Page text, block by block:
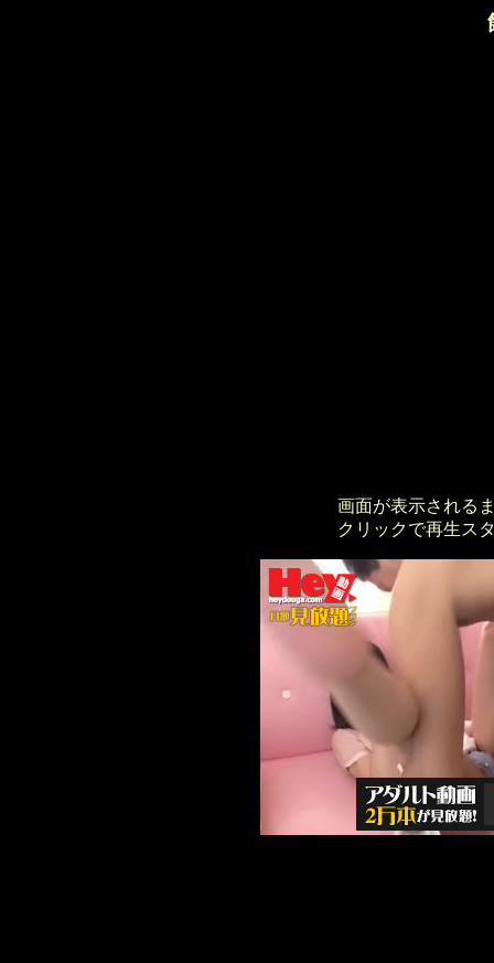
画面が表示される
クリックで再生ス